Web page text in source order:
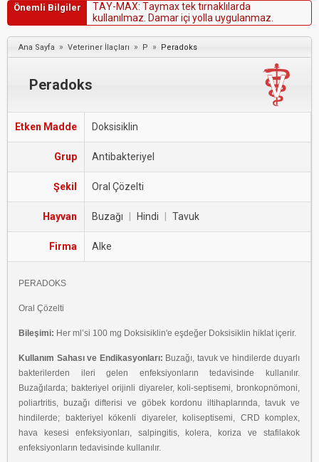
Önemli Bilgiler TAY-MAX: Taymaxtektırnakı arda
ku anı maz Damariçi yo a uygu anmaz
Ana Sayfa » Veteriner İlaçları » P » Peradoks
Peradoks
Etken Madde Doksisiklin
Grup Antibakteriyel
Şekil Oral Çözelti
Hayvan Buzağı Hindi Tavuk
Firma Alke
PERADOKS
Oral Çözelti
Bileşimi: Her ml’si 100 mg Doksisiklin'e eşdeğer Doksisiklin hiklat içerir.
Kullanım Sahası ve Endikasyonları: Buzağı, tavuk ve hindilerde duyarlı
bakterilerden ileri gelen enfeksiyonların tedavisinde kullanılır.
Buzağılarda; bakteriyel orijinli diyareler, koli-septisemi, bronkopnömoni,
poliartritis, buzağı difterisi ve göbek kordonu iltihaplarında, tavuk ve
hindilerde; bakteriyel kökenli diyareler, koliseptisemi, CRD komplex,
hava kesesi enfeksiyonları, salpingitis, kolera, koriza ve stafilakok
enfeksiyonların tedavisinde kullanılır.